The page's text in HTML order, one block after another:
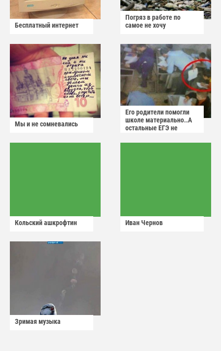
Бесплатный интернет
Погряз в работе по
самое не хочу
Мы и не сомневались
Его родители помогли
школе материально..А
остальные ЕГЭ не
Кольский ашкрофтин Иван Чернов
Зримая музыка